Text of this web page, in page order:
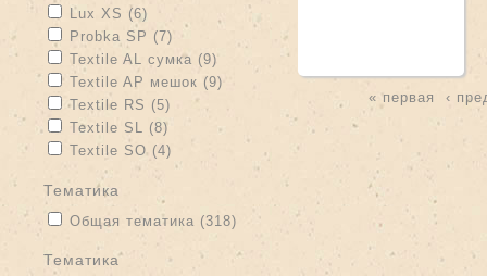
Apply Lux XS filter
Lux XS (6) Apply Lux XS filter
Apply Probka SP filter
Probka SP (7) Apply Probka SP filter
Apply Textile AL сумка filter
Textile AL сумка (9) Apply Textile AL сумка filter
Apply Textile AP мешок filter
Textile AP мешок (9) Apply Textile AP мешок filter
Apply Textile RS filter
Textile RS (5) Apply Textile RS filter
Apply Textile SL filter
Textile SL (8) Apply Textile SL filter
Apply Textile SO filter
Textile SO (4) Apply Textile SO filter
тематика
Apply Общая тематика filter
Общая тематика (318) Apply Общая тематика filter
тематика
Страницы
« первая ‹